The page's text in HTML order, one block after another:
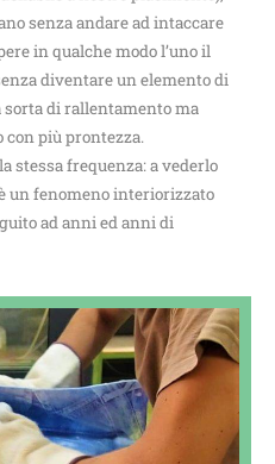
senza andare ad intaccare
in qualche modo l’uno il
diventare un elemento di
di rallentamento ma
con più prontezza.
stessa frequenza: a vederlo
un fenomeno interiorizzato
ad anni ed anni di